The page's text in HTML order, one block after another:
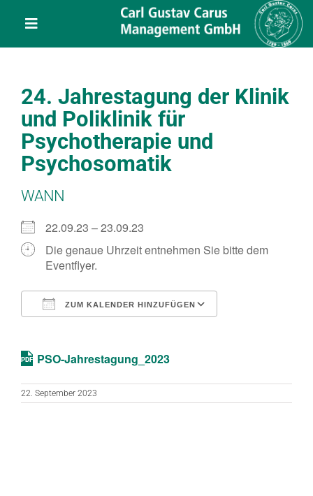
Toggle
Navigation
Über uns
Veranstaltungen
Projekte
Service
Kontakt
24. Jahrestagung der Klinik
und Poliklinik für
Psychotherapie und
Psychosomatik
WANN
22.09.23 – 23.09.23
Die genaue Uhrzeit entnehmen Sie bitte dem
Eventflyer.
ZUM KALENDER HINZUFÜGEN
PSO-Jahrestagung_2023
22. September 2023